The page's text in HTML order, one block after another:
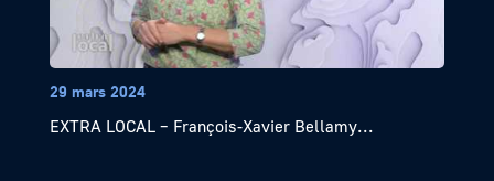
29 mars 2024
EXTRA LOCAL – François-Xavier Bellamy...